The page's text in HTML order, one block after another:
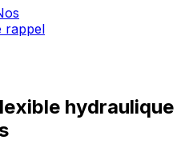
rappel
hydraulique